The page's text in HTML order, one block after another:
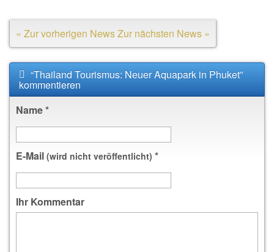
« Zur vorherigen NewsZur nächsten News »
“Thailand Tourismus: Neuer Aquapark in Phuket”
kommentieren
Name*
E-Mail (wird nicht veröffentlicht) *
Ihr Kommentar